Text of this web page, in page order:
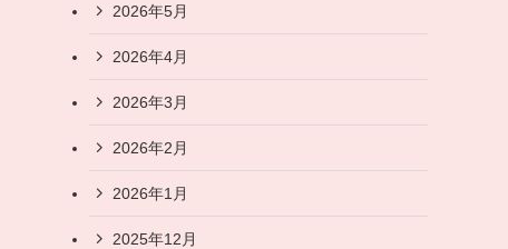
2026年5月
2026年4月
2026年3月
2026年2月
2026年1月
2025年12月